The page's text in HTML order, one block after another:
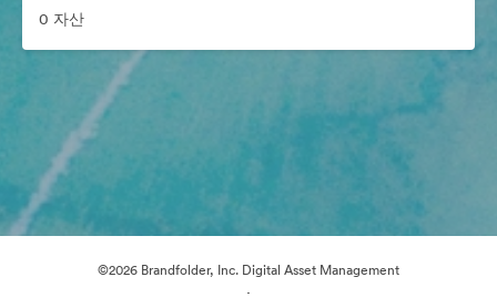
0 자산
©2026 Brandfolder, Inc. Digital Asset Management
·